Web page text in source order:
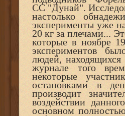
СС "Дунай".
настолько
эксперименты уже
20 кг за плечами...
которые в ноябре
экспериментов
людей,
журнале того
некоторые
остановками в
производит
воздействии
основном